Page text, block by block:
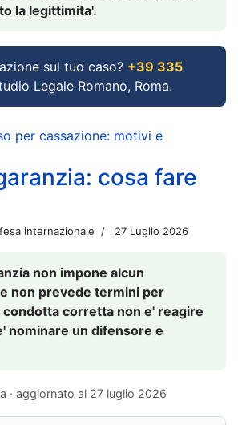
la legittimita'.
sul tuo caso? +39 335
Legale Romano, Roma.
per cassazione: motivi e
cosa fare
internazionale 27 Luglio 2026
non impone alcun
non prevede termini per
condotta corretta non e' reagire
nominare un difensore e
· aggiornato al 27 luglio 2026